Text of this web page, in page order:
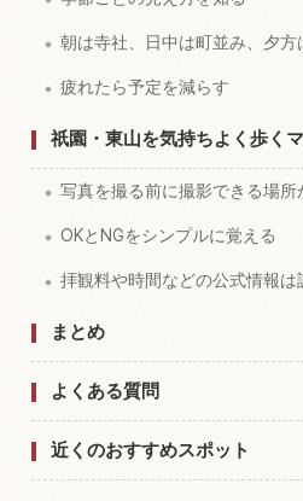
朝は寺社、日中は町並み、夕方
疲れたら予定を減らす
祇園・東山を気持ちよく歩く
写真を撮る前に撮影できる場所
OKとNGをシンプルに覚える
拝観料や時間などの公式情報は
まとめ
よくある質問
近くのおすすめスポット